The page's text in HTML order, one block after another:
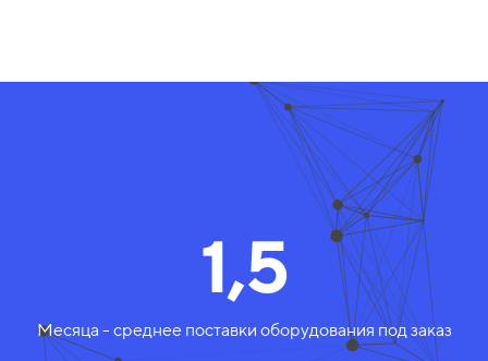
1,5
Месяца - среднее поставки оборудования под заказ